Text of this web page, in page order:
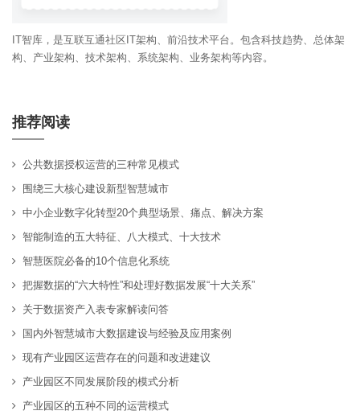
IT智库，是互联互通社区IT架构、前沿技术平台。包含科技趋势、总体架
构、产业架构、技术架构、系统架构、业务架构等内容。
推荐阅读
公共数据授权运营的三种常见模式
围绕三大核心建设新型智慧城市
中小企业数字化转型20个典型场景、痛点、解决方案
智能制造的五大特征、八大模式、十大技术
智慧医院必备的10个信息化系统
把握数据的“六大特性”和处理好数据发展“十大关系”
关于数据资产入表专家解读问答
国内外智慧城市大数据建设与经验及应用案例
现有产业园区运营存在的问题和改进建议
产业园区不同发展阶段的模式分析
产业园区的五种不同的运营模式